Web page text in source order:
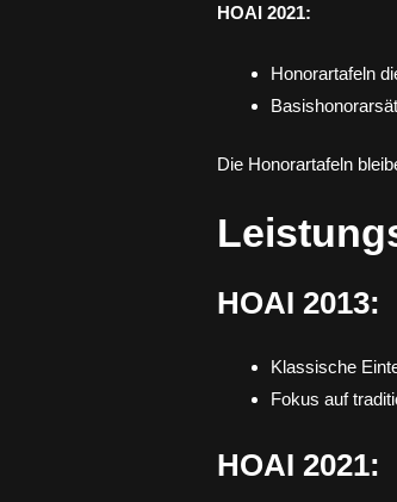
HOAI 2021:
Honorartafeln
Die Honorartafeln
HOAI 2013:
Klassische
Fokus auf
HOAI 2021: